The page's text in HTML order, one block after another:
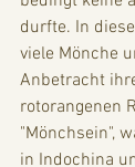
durfte. In
viele Mönche
Anbetracht
rotorangenen
"Mönchsein",
in Indochina